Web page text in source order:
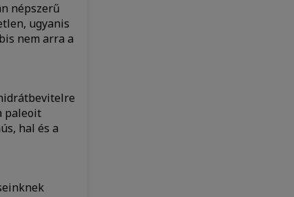
népszerű
ugyanis
nem arra a
paleoit
hal és a